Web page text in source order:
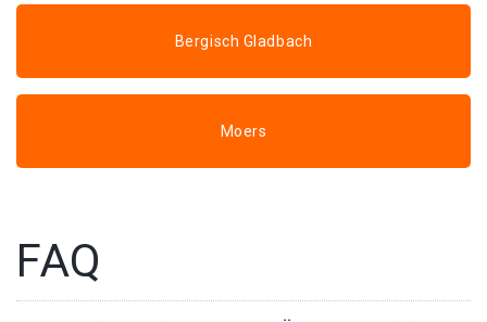
Bergisch Gladbach
Moers
FAQ